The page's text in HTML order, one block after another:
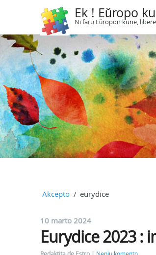
Ek ! Eŭropo
Ni faru Eŭropon kune,
Akcepto eurydice
10 marto 2024
Eurydice 2023 :